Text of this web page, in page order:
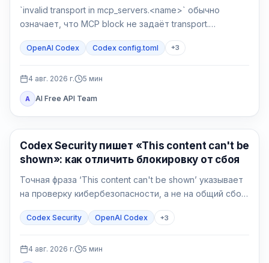
`invalid transport in mcp_servers.<name>` обычно
означает, что MCP block не задаёт transport.
отдельно проверьте разбор и соединение.
OpenAI Codex Codex config.toml +3
4 авг. 2026 г. 5 мин
A AI Free API Team
OpenAI Codex
Codex Security пишет «This content can't be
shown»: как отличить блокировку от сбоя
Точная фраза ‘This content can't be shown’ указывает
на проверку кибербезопасности, а не на общий сбой
авторизацию и сузьте защитную задачу.
Codex Security OpenAI Codex +3
4 авг. 2026 г. 5 мин